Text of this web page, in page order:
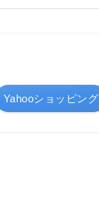
Yahooショッピング